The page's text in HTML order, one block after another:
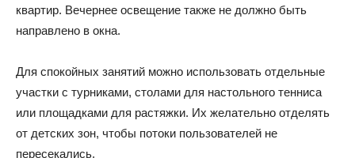
квартир. Вечернее освещение также не должно быть
направлено в окна.
Для спокойных занятий можно использовать отдельные
участки с турниками, столами для настольного тенниса
или площадками для растяжки. Их желательно отделять
от детских зон, чтобы потоки пользователей не
пересекались.